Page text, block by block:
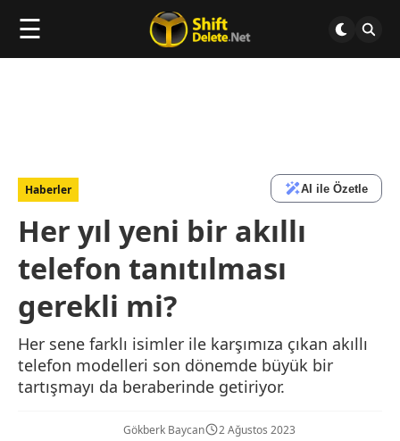
☰
Haberler AI ile Özetle
Her yıl yeni bir akıllı
telefon tanıtılması
gerekli mi?
Her sene farklı isimler ile karşımıza çıkan akıllı
telefon modelleri son dönemde büyük bir
tartışmayı da beraberinde getiriyor.
Gökberk Baycan 2 Ağustos 2023